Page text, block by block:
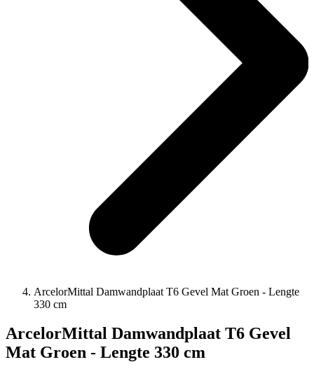
ArcelorMittal Damwandplaat T6 Gevel Mat Groen - Lengte
330 cm
ArcelorMittal Damwandplaat T6 Gevel
Mat Groen - Lengte 330 cm